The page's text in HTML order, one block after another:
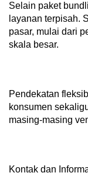
Selain paket
layanan terpisah.
pasar, mulai dari
skala besar.
Pendekatan
konsumen
masing-masing
Kontak dan